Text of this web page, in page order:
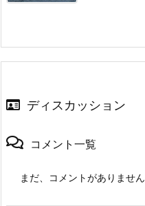
ディスカッション
コメント一覧
まだ、コメントがありません